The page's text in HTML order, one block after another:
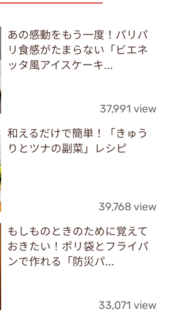
あの感動をもう一度！パリパ
リ食感がたまらない「ビエネ
ッタ風アイスケーキ...
37,991 view
和えるだけで簡単！「きゅう
りとツナの副菜」レシピ
39,768 view
もしものときのために覚えて
おきたい！ポリ袋とフライパ
ンで作れる「防災パ...
33,071 view